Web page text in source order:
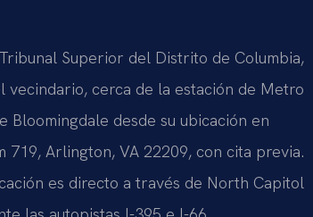
Superior del Distrito de Columbia,
vecindario, cerca de la estación de Metro
Bloomingdale desde su ubicación en
Arlington, VA 22209, con cita previa.
es directo a través de North Capitol